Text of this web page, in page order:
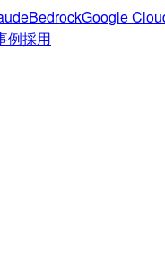
BedrockGoogle
例採用